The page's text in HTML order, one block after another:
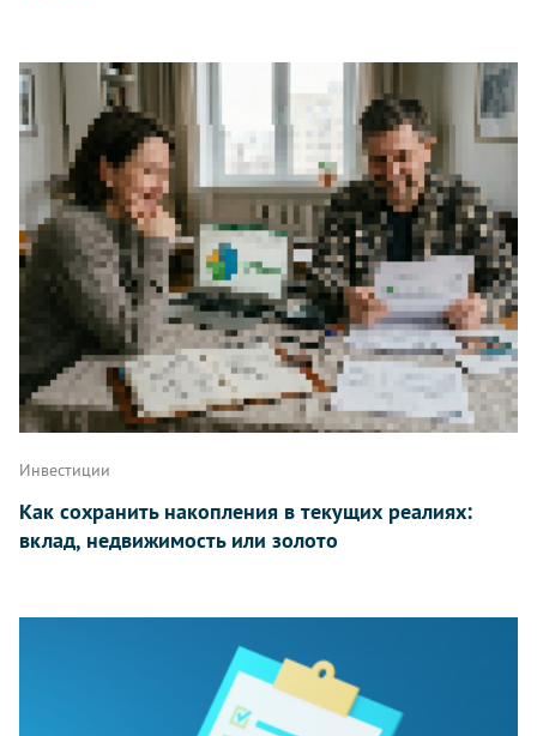
Инвестиции
Как сохранить накопления в текущих реалиях:
вклад, недвижимость или золото